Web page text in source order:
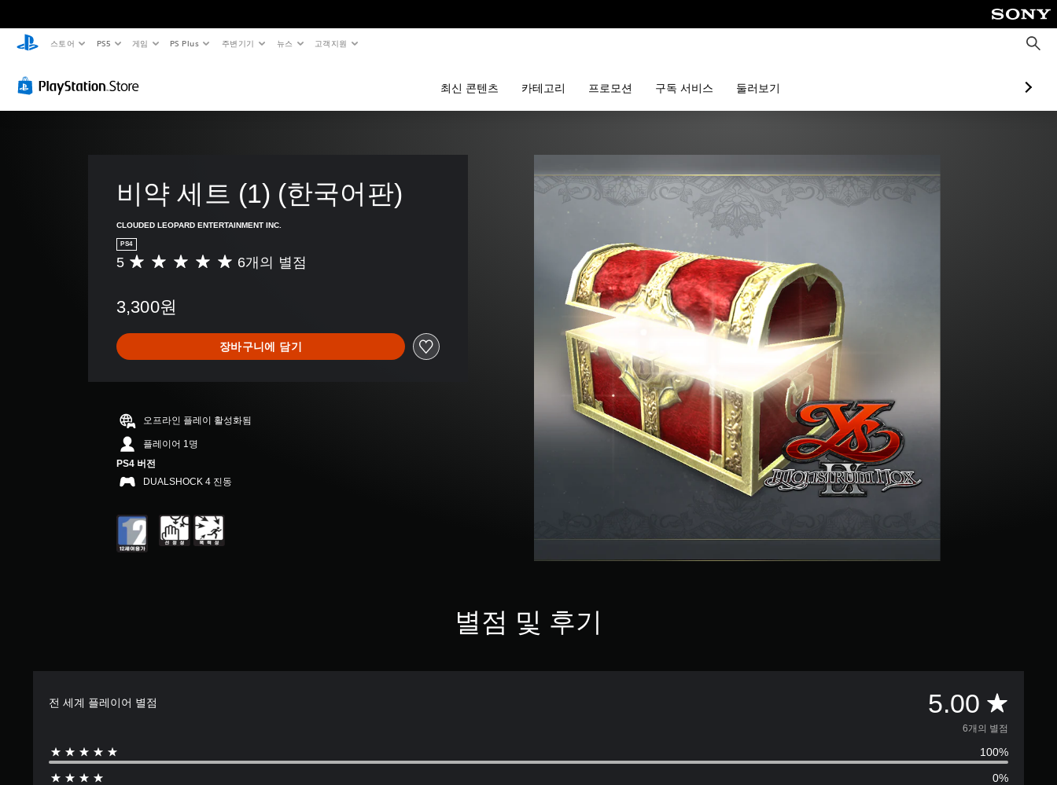
스토어 PS5 게임 PS Plus 주변기기 뉴스 고객지원
검
색
최신 콘텐츠 카테고리 프로모션 구독 서비스 둘러보기
비약 세트 (1) (한국어판)
CLOUDED LEOPARD ENTERTAINMENT INC.
PS4
총
점
로
부
5
별
중
평
균
개
5 6개의 별점
3,300원
장바구니에 담기
오프라인 플레이 활성화됨
플레이어 1명
PS4 버전
DUALSHOCK 4 진동
별점 및 후기
전 세계 플레이어 별점 5.00 총
6
별
6개의 별점
100%
0%